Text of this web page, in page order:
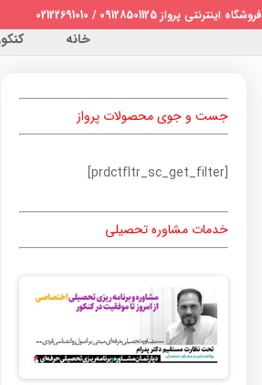
فروشگاه اینترنتی پرواز 09128501125 / 02122691010
خانه
جست و جوی محصولات پرواز
[prdctfltr_sc_get_filter]
خدمات مشاوره تحصیلی